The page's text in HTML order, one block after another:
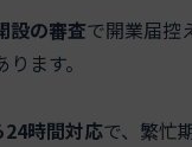
設の審査で開業届控
ます。
時間対応で、繁忙